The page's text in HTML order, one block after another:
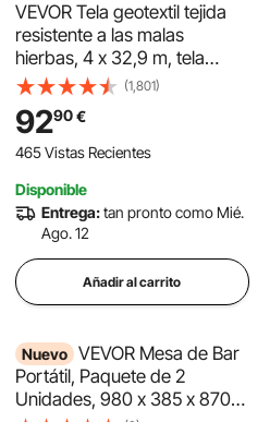
VEVOR Tela geotextil tejida
resistente a las malas
hierbas, 4 x 32,9 m, tela
geotextil tejida debajo de
grava para estera de malas
hierbas, tela de entrada, tela
de control de malas hierbas
(1,801)
9290€
465 Vistas Recientes
Disponible
Entrega:tan pronto como Mié.
Ago. 12
Añadir al carrito
Nuevo VEVOR Mesa de Bar
Portátil, Paquete de 2
Unidades, 980 x 385 x 870